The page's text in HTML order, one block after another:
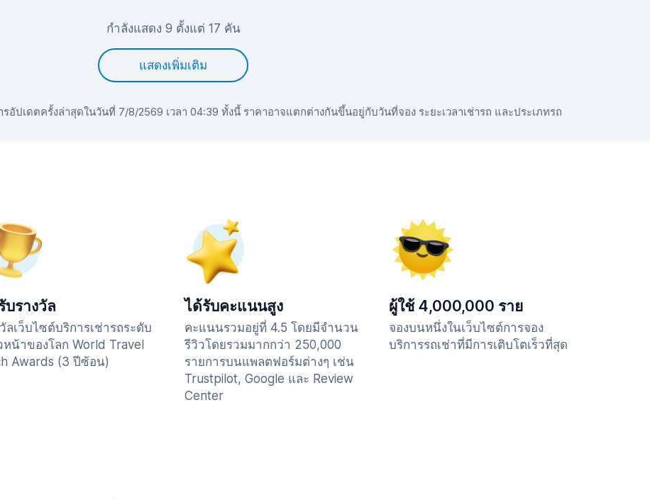
กำลังแสดง 9 ตั้งแต่ 17 คัน
แสดงเพิ่มเติม
ปเดตครั้งล่าสุดในวันที่ 7/8/2569 เวลา 04:39 ทั้งนี้ ราคาอาจแตกต่างกันขึ้นอยู่กับวันที่จอง ระยะเวลาเช่ารถ และประเภทรถ
บรางวัล
ลเว็บไซต์บริการเช่ารถระดับ
น้าของโลก World Travel
Awards (3 ปีซ้อน)
ได้รับคะแนนสูง
คะแนนรวมอยู่ที่ 4.5 โดยมีจำนวน
รีวิวโดยรวมมากกว่า 250,000
รายการบนแพลตฟอร์มต่างๆ เช่น
Trustpilot, Google และ Review
Center
ผู้ใช้ 4,000,000 ราย
จองบนหนึ่งในเว็บไซต์การจอง
บริการรถเช่าที่มีการเติบโตเร็วที่สุด